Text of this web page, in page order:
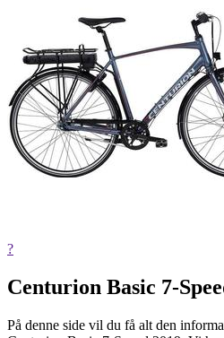
?
Centurion Basic 7-
På denne side vil du få alt den